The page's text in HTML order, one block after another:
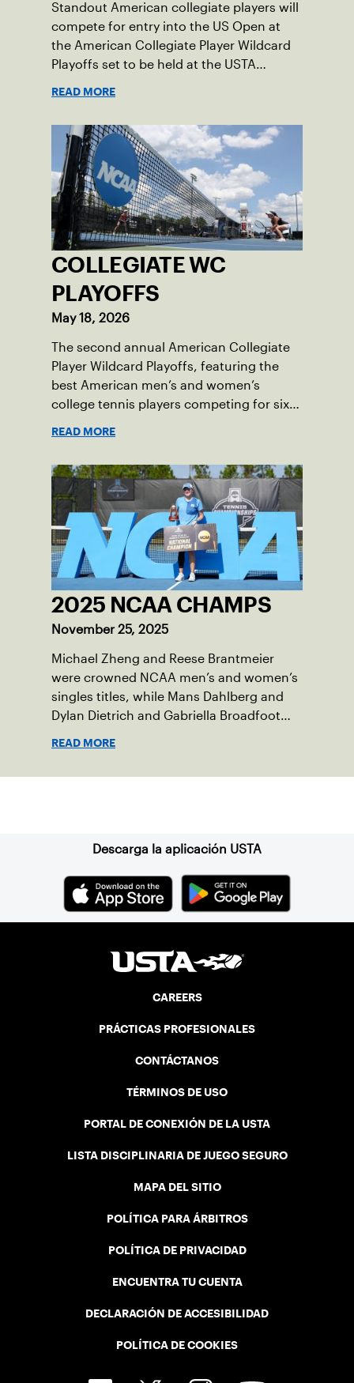
Standout American collegiate players will
compete for entry into the US Open at
the American Collegiate Player Wildcard
Playoffs set to be held at the USTA
READ MORE
COLLEGIATE WC
PLAYOFFS
May 18, 2026
The second annual American Collegiate
Player Wildcard Playoffs, featuring the
best American men’s and women’s
college tennis players competing for six
READ MORE
2025 NCAA CHAMPS
November 25, 2025
Michael Zheng and Reese Brantmeier
were crowned NCAA men’s and women’s
singles titles, while Mans Dahlberg and
Dylan Dietrich and Gabriella Broadfoot
READ MORE
Descarga la aplicación USTA
CAREERS
PRÁCTICAS PROFESIONALES
CONTÁCTANOS
TÉRMINOS DE USO
PORTAL DE CONEXIÓN DE LA USTA
LISTA DISCIPLINARIA DE JUEGO SEGURO
MAPA DEL SITIO
POLÍTICA PARA ÁRBITROS
POLÍTICA DE PRIVACIDAD
ENCUENTRA TU CUENTA
DECLARACIÓN DE ACCESIBILIDAD
POLÍTICA DE COOKIES